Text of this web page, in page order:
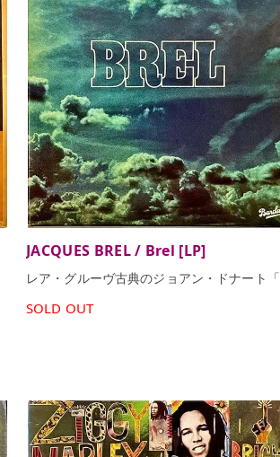
JACQUES BREL / Brel [LP]
レア・グルーヴ古典のジョアン・ドナート「
SOLD OUT